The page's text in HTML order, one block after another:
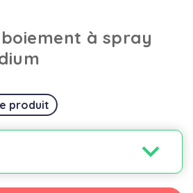
à spray
produit
expand_more